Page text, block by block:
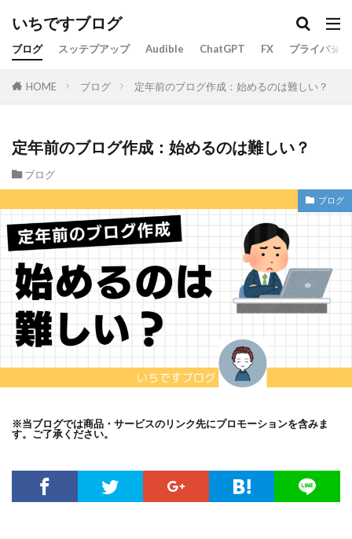
いちですブログ
ブログ スッテプアップ Audible ChatGPT FX プライバシ
HOME ブログ 定年前のブログ作成：始めるのは難しい？
定年前のブログ作成：始めるのは難しい？
ブログ
ブログ
※当ブログでは商品・サービスのリンク先にプロモーションを含みま
す。ご了承ください。